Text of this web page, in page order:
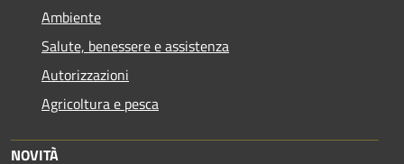
Ambiente
Salute, benessere e assistenza
Autorizzazioni
Agricoltura e pesca
NOVITÀ